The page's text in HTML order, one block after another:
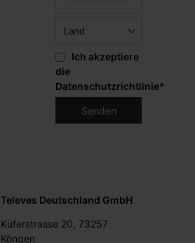
Ich akzeptiere
die
Datenschutzrichtlinie*
Televes Deutschland GmbH
Küferstrasse 20, 73257
Köngen